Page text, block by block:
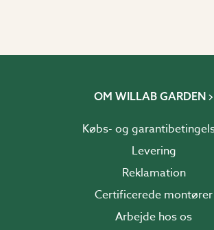
OM WILLAB GARDEN
Købs- og
Levering
Reklamation
Certificerede montører
Arbejde hos os